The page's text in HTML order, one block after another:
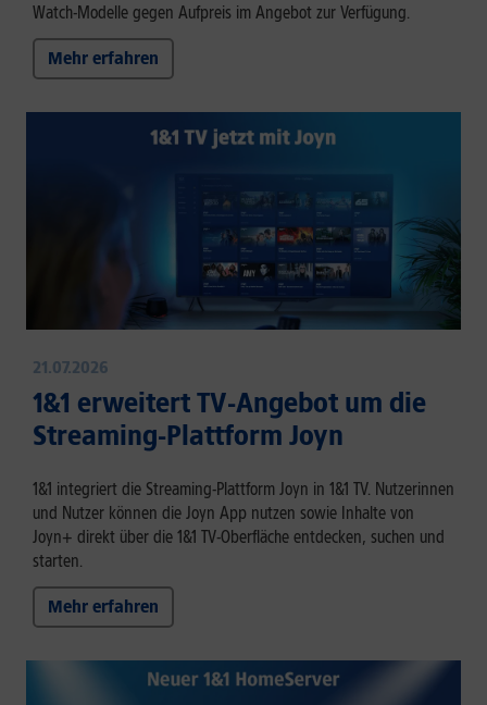
Watch-Modelle gegen Aufpreis im Angebot zur Verfügung.
Mehr erfahren
21.07.2026
1&1 erweitert TV-Angebot um die
Streaming-Plattform Joyn
1&1 integriert die Streaming-Plattform Joyn in 1&1 TV. Nutzerinnen
und Nutzer können die Joyn App nutzen sowie Inhalte von
Joyn+ direkt über die 1&1 TV-Oberfläche entdecken, suchen und
starten.
Mehr erfahren